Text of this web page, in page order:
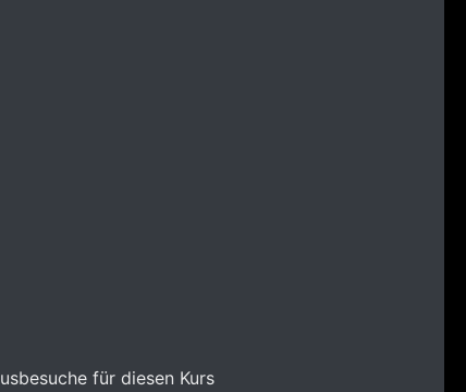
für diesen Kurs